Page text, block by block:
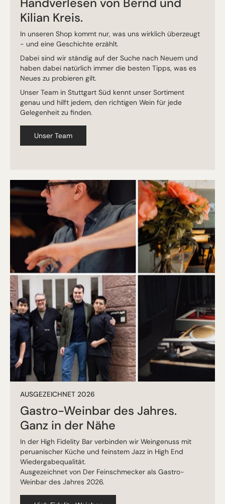
Kilian Kreis.
In unseren Shop kommt nur, was uns wirklich überzeugt
- und eine Geschichte erzählt.
Dabei sind wir ständig auf der Suche nach Neuem und
haben dabei natürlich immer die besten Tipps, was es
Neues zu probieren gilt.
Unser Team in Stuttgart Süd kennt unser Sortiment
genau und hilft jedem, den richtigen Wein für jede
Gelegenheit zu finden.
Unser Team
AUSGEZEICHNET 2026
Gastro-Weinbar des Jahres.
Ganz in der Nähe
In der High Fidelity Bar verbinden wir Weingenuss mit
peruanischer Küche und feinstem Jazz in High End
Wiedergabequalität.
Ausgezeichnet von Der Feinschmecker als Gastro-
Weinbar des Jahres 2026.